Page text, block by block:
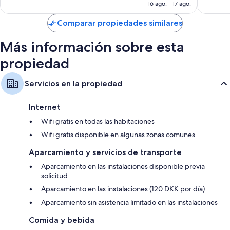
es
de
US$ 82
16 ago. - 17 ago.
Comparar propiedades similares
Más información sobre esta
propiedad
Servicios en la propiedad
Internet
Wifi gratis en todas las habitaciones
Wifi gratis disponible en algunas zonas comunes
Aparcamiento y servicios de transporte
Aparcamiento en las instalaciones disponible previa
solicitud
Aparcamiento en las instalaciones (120 DKK por día)
Aparcamiento sin asistencia limitado en las instalaciones
Comida y bebida